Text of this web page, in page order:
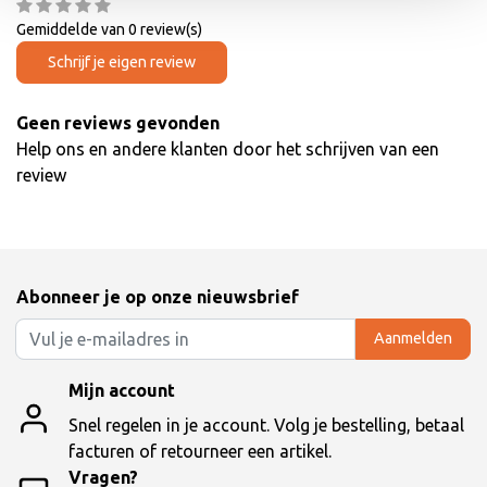
Gemiddelde van 0 review(s)
Schrijf je eigen review
Geen reviews gevonden
Help ons en andere klanten door het schrijven van een
review
Abonneer je op onze nieuwsbrief
Aanmelden
Mijn account
Snel regelen in je account. Volg je bestelling, betaal
facturen of retourneer een artikel.
Vragen?